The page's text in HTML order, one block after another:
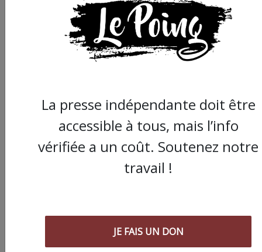
tombe bien, ça ne tient qu’à vous :
JE FAIS UN DON
Partager
cet article :
ARTICLE SUIVANT :
La presse indépendante doit être
accessible à tous, mais l’info
vérifiée a un coût. Soutenez notre
travail !
JE FAIS UN DON